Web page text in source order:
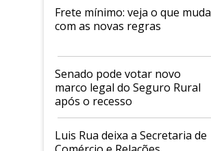
Frete mínimo: veja o que muda
com as novas regras
Senado pode votar novo
marco legal do Seguro Rural
após o recesso
Luis Rua deixa a Secretaria de